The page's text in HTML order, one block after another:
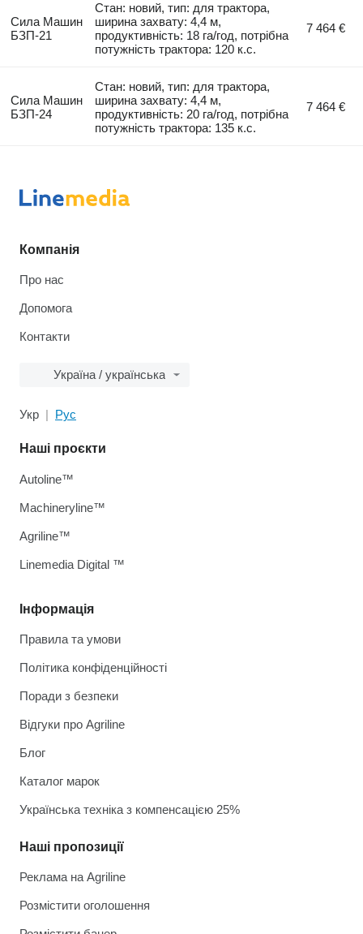
Сила Машин
БЗП-21
Стан: новий, тип: для трактора,
ширина захвату: 4,4 м,
продуктивність: 18 га/год, потрібна
потужність трактора: 120 к.с.
7 464 €
Сила Машин
БЗП-24
Стан: новий, тип: для трактора,
ширина захвату: 4,4 м,
продуктивність: 20 га/год, потрібна
потужність трактора: 135 к.с.
7 464 €
Компанія
Про нас
Допомога
Контакти
Україна / українська
Укр Рус
Інформація
Правила та умови
Політика конфіденційності
Поради з безпеки
Відгуки про Agriline
Блог
Каталог марок
Українська техніка з компенсацією 25%
Наші пропозиції
Реклама на Agriline
Розмістити оголошення
Наші проєкти
Autoline™
Machineryline™
Agriline™
Linemedia Digital ™